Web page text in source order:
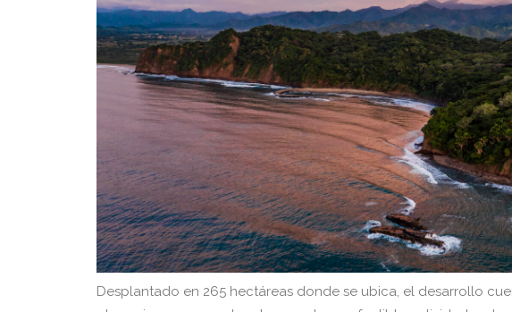
Desplantado en 265 hectáreas donde se ubica, el desarrollo